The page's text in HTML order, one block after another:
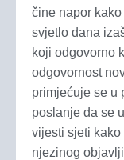
čine napor
svjetlo dana
koji odgovorno
odgovornost
primjećuje se u
poslanje da se
vijesti sjeti
njezinog